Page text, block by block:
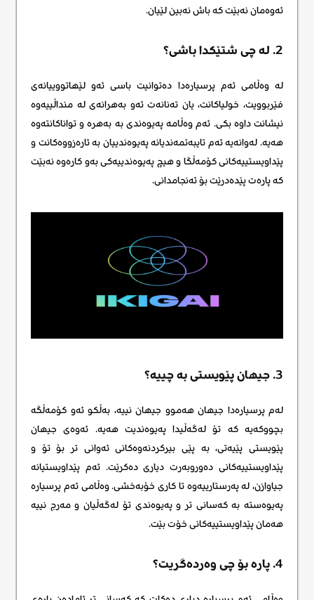
ئەوەمان نەبێت کە باش نەبین لێیان.
2. لە چی شتێکدا باشی؟
لە وەڵامی ئەم پرسیارەدا دەتوانیت باسی ئەو لێهاتووییانەی
فێربوویت، خولیاکانت، یان تەنانەت ئەو بەهرانەی لە منداڵییەوە
نیشانت داوە بکی. ئەم وەڵامە پەیوەندی بە بەهرە و تواناکانتەوە
هەیە. لەوانەیە ئەم تایبەتمەندیانە پەیوەندییان بە ئارەزووەکانت و
پێداویستییەکانی کۆمەڵگا و هیچ پەیوەندییەکی بەو کارەوە نەبێت
کە پارەت پێدەدرێت بۆ ئەنجامدانی.
3. جیهان پێویستی بە چییە؟
لەم پرسیارەدا جیهان هەموو جیهان نییە، بەڵکو ئەو کۆمەڵگە
بچووکەیە کە تۆ لەگەڵیدا پەیوەندیت هەیە. ئەوەی جیهان
پێویستی پێیەتی، بە پێی بیرکردنەوەکانی ئەوانی تر بۆ تۆ و
پێداویستییەکانی دەوروبەرت دیاری دەکرێت. ئەم پێداویستیانە
جیاوازن، لە پەرستارییەوە تا کاری خۆبەخشی. وەڵامی ئەم پرسیارە
پەیوەستە بە کەسانی تر و پەیوەندی تۆ لەگەڵیان و مەرج نییە
هەمان پێداویستییەکانی خۆت بێت.
4. پارە بۆ چی وەردەگریت؟